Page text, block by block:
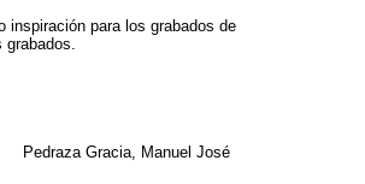
inspiración para los grabados de
Pedraza Gracia, Manuel José